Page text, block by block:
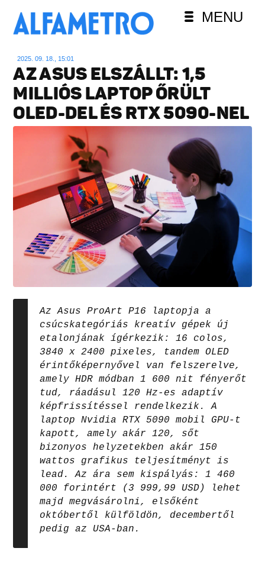
MENU
2025. 09. 18., 15:01
AZ ASUS ELSZÁLLT: 1,5
MILLIÓS LAPTOP ŐRÜLT
OLED-DEL ÉS RTX 5090-NEL
Az Asus ProArt P16 laptopja a
csúcskategóriás kreatív gépek új
etalonjának ígérkezik: 16 colos,
3840 x 2400 pixeles, tandem OLED
érintőképernyővel van felszerelve,
amely HDR módban 1 600 nit fényerőt
tud, ráadásul 120 Hz-es adaptív
képfrissítéssel rendelkezik. A
laptop Nvidia RTX 5090 mobil GPU-t
kapott, amely akár 120, sőt
bizonyos helyzetekben akár 150
wattos grafikus teljesítményt is
lead. Az ára sem kispályás: 1 460
000 forintért (3 999,99 USD) lehet
majd megvásárolni, elsőként
októbertől külföldön, decembertől
pedig az USA-ban.